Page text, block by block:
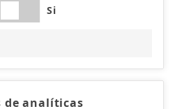
Si
de analíticas